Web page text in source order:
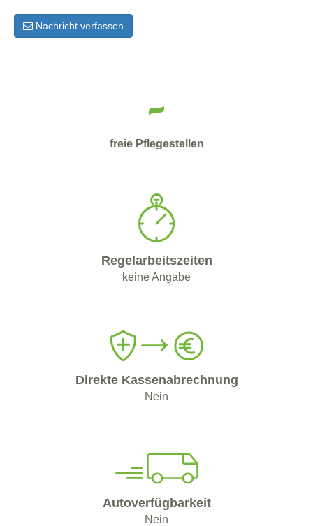
Nachricht verfassen
-
freie Pflegestellen
Regelarbeitszeiten
keine Angabe
Direkte Kassenabrechnung
Nein
Autoverfügbarkeit
Nein